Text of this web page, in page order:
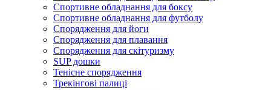
Спортивне обладнання для боксу
Спортивне обладнання для футболу
Спорядження для йоги
Спорядження для плавання
Спорядження для скітуризму
SUP дошки
Тенісне спорядження
Трекінгові палиці